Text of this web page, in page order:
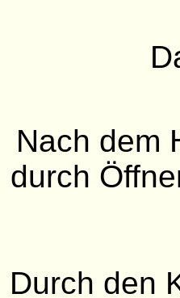
Nach dem
durch
Durch den